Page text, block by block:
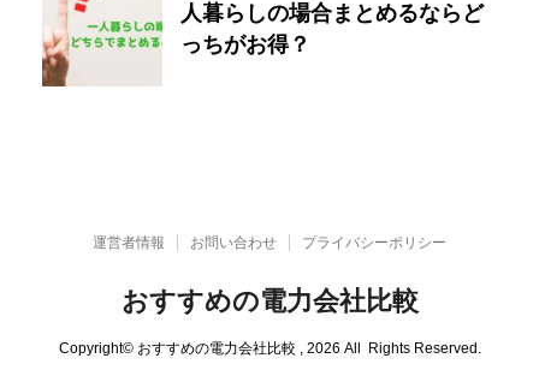
人暮らしの場合まとめるならど
っちがお得？
運営者情報 お問い合わせ プライバシーポリシー
おすすめの電力会社比較
Copyright© おすすめの電力会社比較 , 2026 All Rights Reserved.